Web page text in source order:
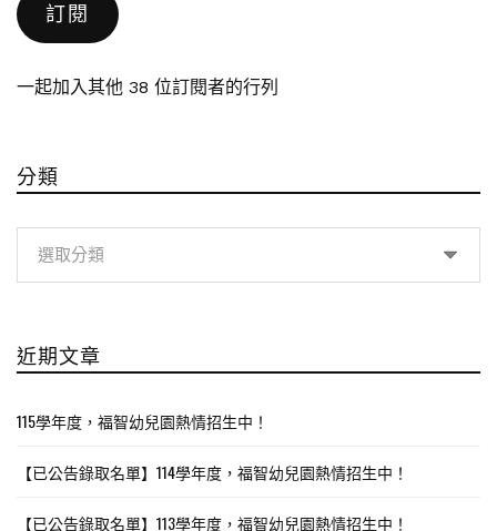
件
地
訂閱
一起加入其他 38 位訂閱者的行列
分類
近期文章
115學年度，福智幼兒園熱情招生中！
【已公告錄取名單】114學年度，福智幼兒園熱情招生中！
【已公告錄取名單】113學年度，福智幼兒園熱情招生中！